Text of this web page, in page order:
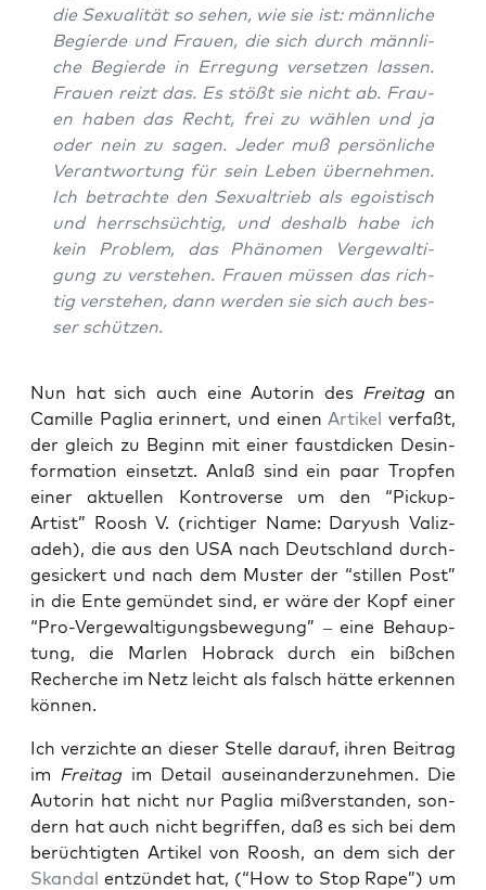
die Sexua­li­tät so sehen, wie sie ist: männ­li­che
Begier­de und Frau­en, die sich durch männ­li­
che Begier­de in Erre­gung ver­set­zen las­sen.
Frau­en reizt das. Es stößt sie nicht ab. Frau­
en haben das Recht, frei zu wäh­len und ja
oder nein zu sagen. Jeder muß per­sön­li­che
Ver­ant­wor­tung für sein Leben über­neh­men.
Ich betrach­te den Sexu­al­trieb als ego­is­tisch
und herrsch­süch­tig, und des­halb habe ich
kein Pro­blem, das Phä­no­men Ver­ge­wal­ti­
gung zu ver­ste­hen. Frau­en müs­sen das rich­
tig ver­ste­hen, dann wer­den sie sich auch bes­
ser schützen.
Nun hat sich auch eine Autorin des Frei­tagan
Camil­le Paglia erin­nert, und einenArti­kelver­faßt,
der gleich zu Beginn mit einer faust­di­cken Des­in­
for­ma­ti­on ein­setzt. Anlaß sind ein paar Trop­fen
einer aktu­el­len Kon­tro­ver­se um den “Pick­up-
Artist” Roosh V. (rich­ti­ger Name: Dary­ush Valiz­
adeh), die aus den USA nach Deutsch­land durch­
ge­si­ckert und nach dem Mus­ter der “stil­len Post”
in die Ente gemün­det sind, er wäre der Kopf einer
“Pro-Ver­ge­wal­ti­gungs­be­we­gung” – eine Behaup­
tung, die Mar­len Hobrack durch ein biß­chen
Recher­che im Netz leicht als falsch hät­te erken­nen
können.
Ich ver­zich­te an die­ser Stel­le dar­auf, ihren Bei­trag
im Frei­tagim Detail aus­ein­an­der­zu­neh­men. Die
Autorin hat nicht nur Paglia miß­ver­stan­den, son­
dern hat auch nicht begrif­fen, daß es sich bei dem
berüch­tig­ten Arti­kel von Roosh, an dem sich der
Skan­dal ent­zün­det hat, (“How to Stop Rape”) um